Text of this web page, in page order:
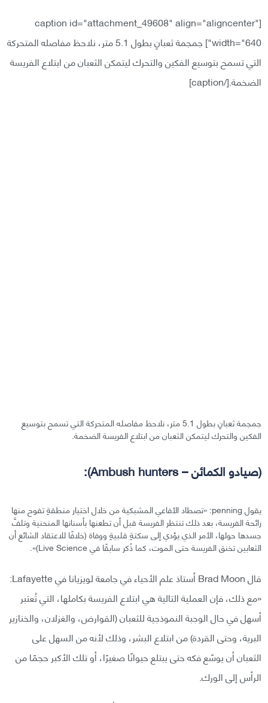
[caption id="attachment_49608" align="aligncenter"
width="640"]
جمجمة ثعبانٍ بطول 5.1 متر، نلاحظ مفاصله المتحركة
التي تسمح بتوسيع الفكين والتحرك ليتمكن الثعبان من ابتلاع الفريسة
الضخمة.[/caption]
جمجمة ثعبانٍ بطول 5.1 متر، نلاحظ مفاصله المتحركة التي تسمح بتوسيع
الفكين والتحرك ليتمكن الثعبان من ابتلاع الفريسة الضخمة.
(صيادو الكمائن – Ambush hunters):
يقول penning: «تصطاد الأفاعي المشبكية من خلال اختيار منطقةٍ تفوح منها
رائحة الفريسة، بعد ذلك تنتظر الفريسة قبل أن تطعنها بأسنانها المنحنية وتلفَّ
جسدها حولها، الأمر الذي يؤدي إلى سكتةٍ قلبيةٍ ووفاة (خلافًا للاعتقاد الشائع أن
الثعابين تخنق الفريسة حتى الموت، كما ذُكر سابقًا في Live Science)».
قال Brad Moon أستاذ علم الأحياء في جامعة لويزيانا في Lafayette:
«مع ذلك، فإن العملية التالية هي ابتلاع الفريسة بكاملها، التي تُعتبر
أسهل في حال الوجبة النموذجية للثعبان (القوارض، والغزلان، والخنازير
البرية، وحتى القردة) من ابتلاع البشر، وذلك لأنه من السهل على
الثعبان أن يوسّع فكه حتى يبتلع حيوانًا صغيرًا، أو تلك الأكبر حجمًا من
الرأس إلى الورك.